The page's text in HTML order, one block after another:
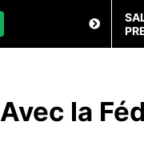
Avec la